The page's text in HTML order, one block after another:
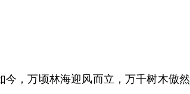
，万顷林海迎风而立，万千树木傲然